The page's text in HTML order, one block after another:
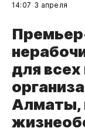
14:07 3 апреля
для
Алматы,